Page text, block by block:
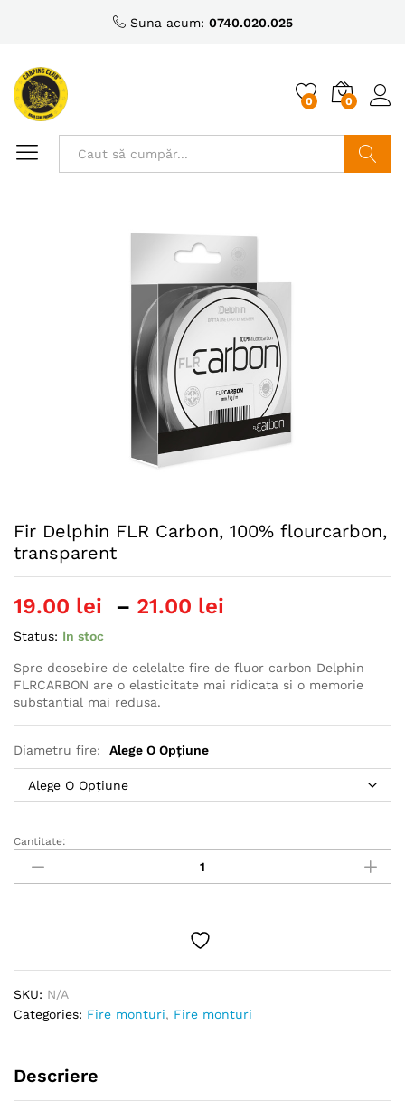
Suna acum: 0740.020.025
0 0
Fir Delphin FLR Carbon, 100% flourcarbon,
transparent
19.00 lei – 21.00 lei
19.00 lei
până
Status: In stoc
Spre deosebire de celelalte fire de fluor carbon Delphin
FLRCARBON are o elasticitate mai ridicata si o memorie
substantial mai redusa.
Diametru fire: Alege O Opțiune
Fir
Delphin
FLR
Cantitate:
SKU: N/A
Categories: Fire monturi, Fire monturi
Descriere